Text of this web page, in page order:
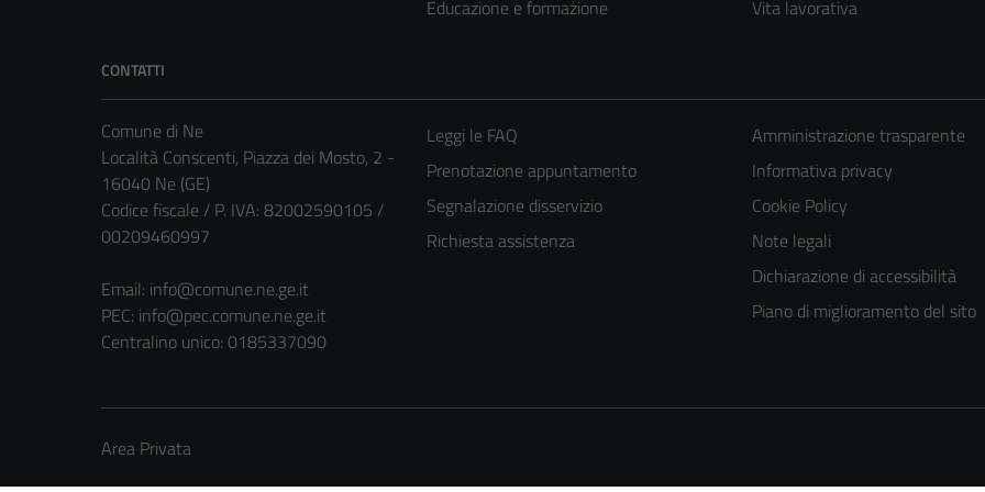
Educazione e formazione
Vita lavorativa
CONTATTI
Comune di Ne
Località Conscenti, Piazza dei Mosto, 2 -
16040 Ne (GE)
Codice fiscale / P. IVA: 82002590105 /
00209460997
Email: info@comune.ne.ge.it
PEC: info@pec.comune.ne.ge.it
Centralino unico: 0185337090
Leggi le FAQ
Prenotazione appuntamento
Segnalazione disservizio
Richiesta assistenza
Amministrazione trasparente
Informativa privacy
Cookie Policy
Note legali
Dichiarazione di accessibilità
Piano di miglioramento del sito
Area Privata
Tecnici
sono necessari
del sito e non